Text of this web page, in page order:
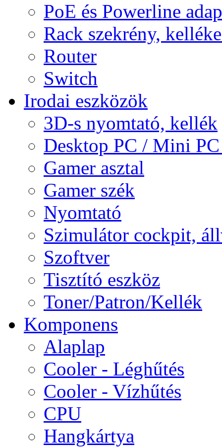
PoE és Powerline
Rack szekrény,
Router
Switch
Irodai eszközök
3D-s nyomtató, kellék
Desktop PC / Mini
Gamer asztal
Gamer szék
Nyomtató
Szimulátor cockpit,
Szoftver
Tisztító eszköz
Toner/Patron/Kellék
Komponens
Alaplap
Cooler - Léghűtés
Cooler - Vízhűtés
CPU
Hangkártya